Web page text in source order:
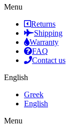
Menu
Returns
Shipping
Warranty
FAQ
Contact us
English
Greek
English
Menu